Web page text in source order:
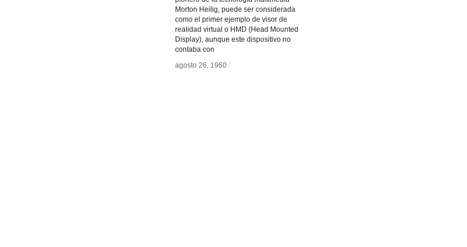
Morton Heilig, puede ser considerada
como el primer ejemplo de visor de
realidad virtual o HMD (Head Mounted
Display), aunque este dispositivo no
contaba con
agosto 26, 1960 /
agosto 26, 1960 /